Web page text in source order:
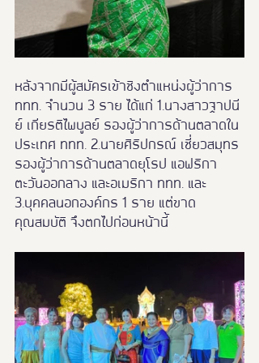
หลังจากมีผู้สมัครเข้าชิงตำแหน่งผู้ว่าการ
ททท. จำนวน 3 ราย ได้แก่ 1.นางสาวฐาปนี
ย์ เกียรติไพบูลย์ รองผู้ว่าการด้านตลาดใน
ประเทศ ททท. 2.นายศิริปกรณ์ เชี่ยวสมุทร
รองผู้ว่าการด้านตลาดยุโรป แอฟริกา
ตะวันออกลาง และอเมริกา ททท. และ
3.บุคคลนอกองค์กร 1 ราย แต่ขาด
คุณสมบัติ จึงตกไปก่อนหน้านี้